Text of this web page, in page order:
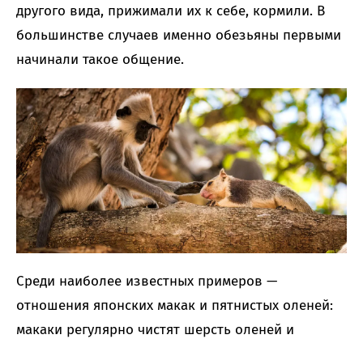
другого вида, прижимали их к себе, кормили. В
большинстве случаев именно обезьяны первыми
начинали такое общение.
Среди наиболее известных примеров —
отношения японских макак и пятнистых оленей:
макаки регулярно чистят шерсть оленей и